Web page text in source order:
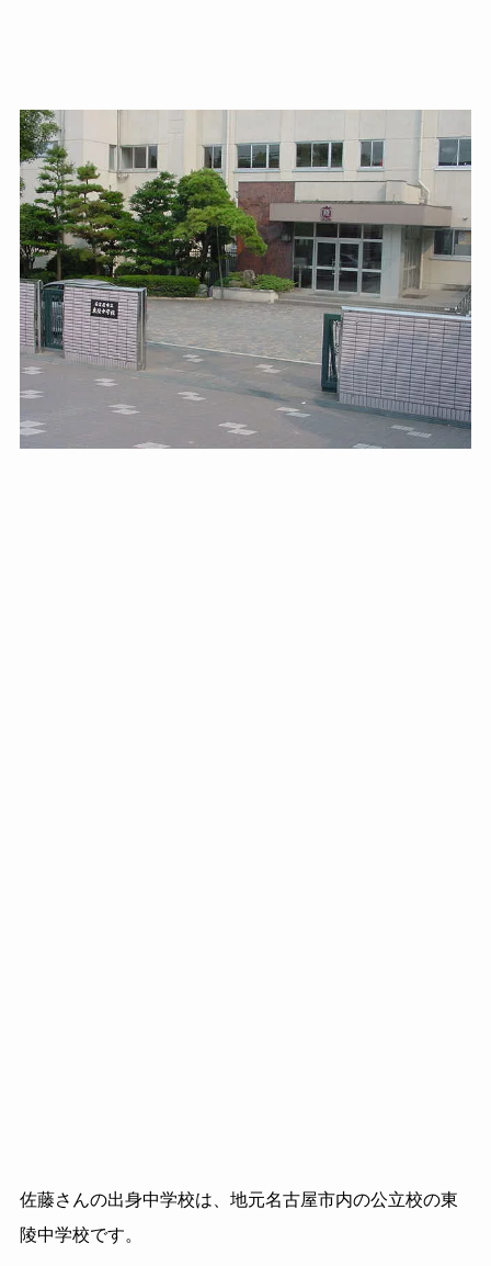
佐藤さんの出身中学校は、地元名古屋市内の公立校の東
陵中学校です。